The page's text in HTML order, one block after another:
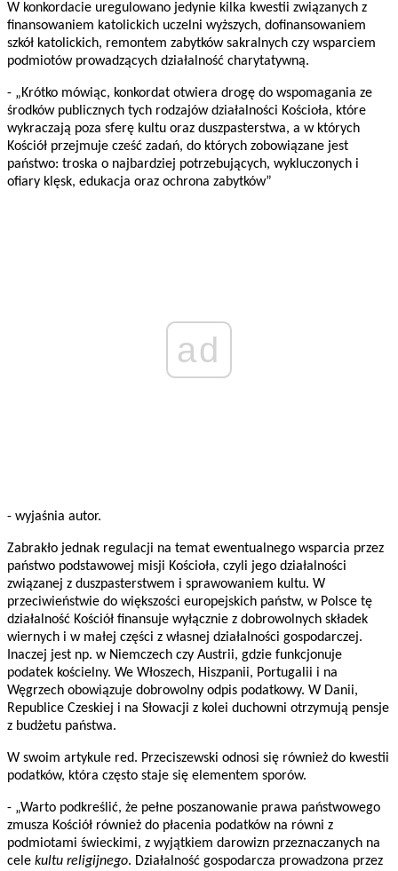
W konkordacie uregulowano jedynie kilka kwestii związanych z
finansowaniem katolickich uczelni wyższych, dofinansowaniem
szkół katolickich, remontem zabytków sakralnych czy wsparciem
podmiotów prowadzących działalność charytatywną.
- „Krótko mówiąc, konkordat otwiera drogę do wspomagania ze
środków publicznych tych rodzajów działalności Kościoła, które
wykraczają poza sferę kultu oraz duszpasterstwa, a w których
Kościół przejmuje cześć zadań, do których zobowiązane jest
państwo: troska o najbardziej potrzebujących, wykluczonych i
ofiary klęsk, edukacja oraz ochrona zabytków”
ad
- wyjaśnia autor.
Zabrakło jednak regulacji na temat ewentualnego wsparcia przez
państwo podstawowej misji Kościoła, czyli jego działalności
związanej z duszpasterstwem i sprawowaniem kultu. W
przeciwieństwie do większości europejskich państw, w Polsce tę
działalność Kościół finansuje wyłącznie z dobrowolnych składek
wiernych i w małej części z własnej działalności gospodarczej.
Inaczej jest np. w Niemczech czy Austrii, gdzie funkcjonuje
podatek kościelny. We Włoszech, Hiszpanii, Portugalii i na
Węgrzech obowiązuje dobrowolny odpis podatkowy. W Danii,
Republice Czeskiej i na Słowacji z kolei duchowni otrzymują pensje
z budżetu państwa.
W swoim artykule red. Przeciszewski odnosi się również do kwestii
podatków, która często staje się elementem sporów.
- „Warto podkreślić, że pełne poszanowanie prawa państwowego
zmusza Kościół również do płacenia podatków na równi z
podmiotami świeckimi, z wyjątkiem darowizn przeznaczanych na
cele kultu religijnego. Działalność gospodarcza prowadzona przez